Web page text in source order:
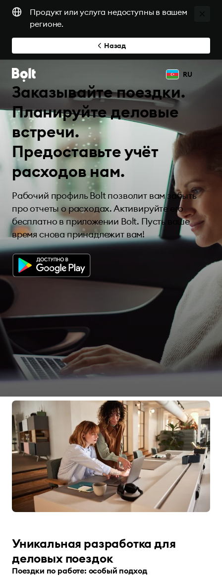
Продукт или услуга недоступны в вашем
регионе.
Назад
RU
Заказывайте поездки.
Планируйте деловые
встречи.
Предоставьте учёт
расходов нам.
Рабочий профиль Bolt позволит вам забыть
про отчеты о расходах. Активируйте его
бесплатно в приложении Bolt. Пусть ваше
время снова принадлежит вам!
Уникальная разработка для
деловых поездок
Поездки по работе: особый подход